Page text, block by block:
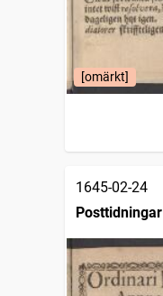
[omärkt]
1645-02-24
Posttidningar